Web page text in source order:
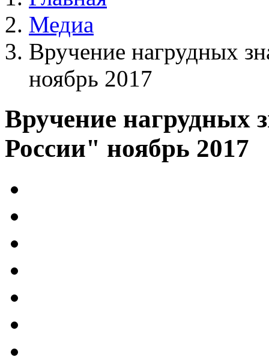
Медиа
Вручение нагрудных
ноябрь 2017
Вручение нагрудных
России" ноябрь 2017